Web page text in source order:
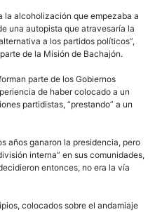
la alcoholización que empezaba a
una autopista que atravesaría la
a los partidos políticos”,
de la Misión de Bachajón.
parte de los Gobiernos
de haber colocado a un
partidistas, “prestando” a un
años ganaron la presidencia, pero
interna” en sus comunidades,
entonces, no era la vía
colocados sobre el andamiaje